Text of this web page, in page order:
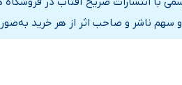
و سهم ناشر و صاحب اثر از هر خرید